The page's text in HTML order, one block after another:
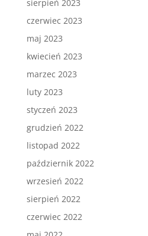
sierpień 2023
czerwiec 2023
maj 2023
kwiecień 2023
marzec 2023
luty 2023
styczeń 2023
grudzień 2022
listopad 2022
październik 2022
wrzesień 2022
sierpień 2022
czerwiec 2022